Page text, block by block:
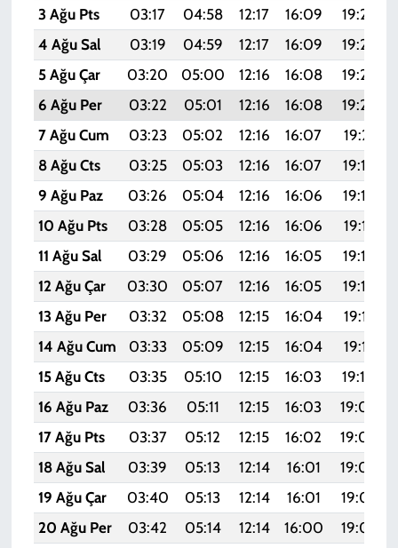
3 Ağu Pts
03:17 04:58 12:17 16:09 19:25
4 Ağu Sal
03:19 04:59 12:17 16:09 19:24
5 Ağu Çar
03:20 05:00 12:16 16:08 19:23
6 Ağu Per
03:22 05:01 12:16 16:08 19:22
7 Ağu Cum
03:23 05:02 12:16 16:07 19:21
8 Ağu Cts
03:25 05:03 12:16 16:07 19:19
9 Ağu Paz
03:26 05:04 12:16 16:06 19:18
10 Ağu Pts
03:28 05:05 12:16 16:06 19:17
11 Ağu Sal
03:29 05:06 12:16 16:05 19:16
12 Ağu Çar
03:30 05:07 12:16 16:05 19:14
13 Ağu Per
03:32 05:08 12:15 16:04 19:13
14 Ağu Cum
03:33 05:09 12:15 16:04 19:12
15 Ağu Cts
03:35 05:10 12:15 16:03 19:10
16 Ağu Paz
03:36 05:11 12:15 16:03 19:09
17 Ağu Pts
03:37 05:12 12:15 16:02 19:08
18 Ağu Sal
03:39 05:13 12:14 16:01 19:06
19 Ağu Çar
03:40 05:13 12:14 16:01 19:05
20 Ağu Per
03:42 05:14 12:14 16:00 19:03